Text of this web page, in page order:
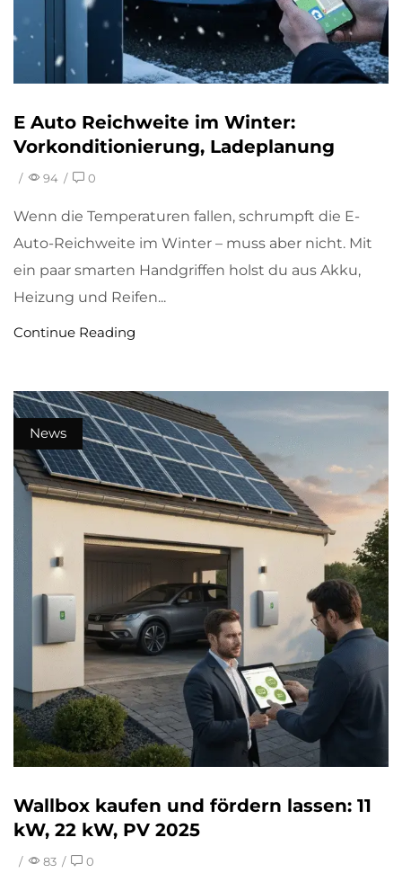
E Auto Reichweite im Winter:
Vorkonditionierung, Ladeplanung
/ 94 / 0
Wenn die Temperaturen fallen, schrumpft die E-
Auto-Reichweite im Winter – muss aber nicht. Mit
ein paar smarten Handgriffen holst du aus Akku,
Heizung und Reifen...
Continue Reading
News
Wallbox kaufen und fördern lassen: 11
kW, 22 kW, PV 2025
/ 83 / 0